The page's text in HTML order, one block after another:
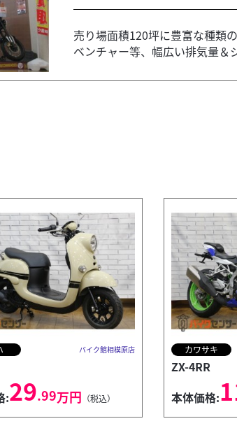
売り場面積120坪に豊富な種類
ベンチャー等、幅広い排気量＆
バイク館相模原店
:29.99万円 （税込）
カワサキ
ZX-4RR
本体価格: